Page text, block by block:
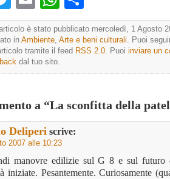
è stato pubblicato mercoledì, 1 Agosto
inAmbiente Arte e beni culturali . Puoi
tramite il feed RSS 2.0 . Puoi inviare un
dal tuo sito.
a “La sconfitta della
Deliperi scrive:
2007 alle 10:23
manovre edilizie sul G 8 e sul futuro
iniziate. Pesantemente. Curiosamente